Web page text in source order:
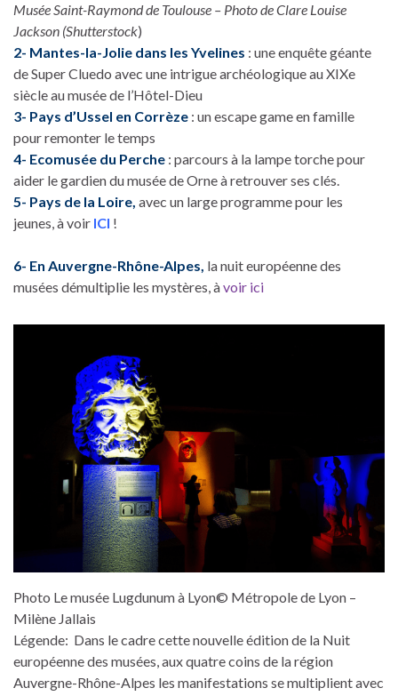
Musée Saint-Raymond de Toulouse – Photo de Clare Louise
Jackson (Shutterstock)
2- Mantes-la-Jolie dans les Yvelines : une enquête géante
de Super Cluedo avec une intrigue archéologique au XIXe
siècle au musée de l’Hôtel-Dieu
3- Pays d’Ussel en Corrèze : un escape game en famille
pour remonter le temps
4- Ecomusée du Perche : parcours à la lampe torche pour
aider le gardien du musée de Orne à retrouver ses clés.
5- Pays de la Loire, avec un large programme pour les
jeunes, à voir ICI !
6- En Auvergne-Rhône-Alpes, la nuit européenne des
musées démultiplie les mystères, àvoir ici
Photo Le musée Lugdunum à Lyon© Métropole de Lyon –
Milène Jallais
Légende: Dans le cadre cette nouvelle édition de la Nuit
européenne des musées, aux quatre coins de la région
Auvergne-Rhône-Alpes les manifestations se multiplient avec